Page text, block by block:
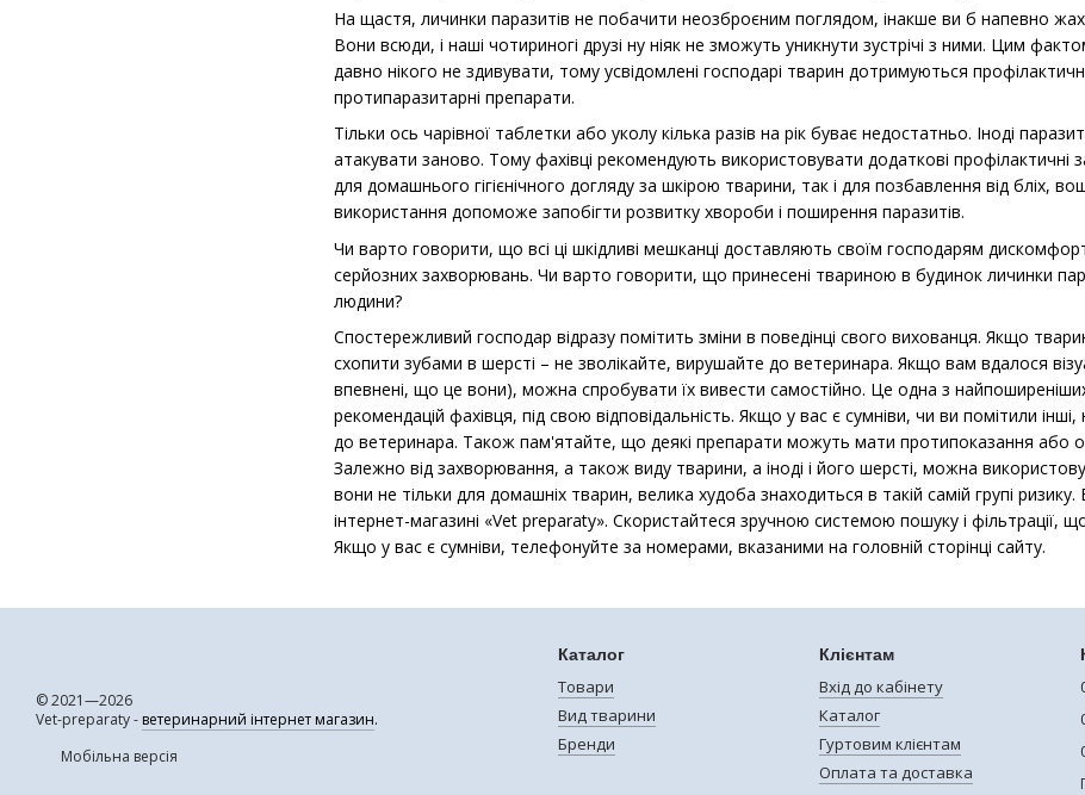
На щастя, личинки паразитів не побачити неозброєним поглядом, інакше ви б напевно
Вони всюди, і наші чотириногі друзі ну ніяк не зможуть уникнути зустрічі з ними. Цим
давно нікого не здивувати, тому усвідомлені господарі тварин дотримуються
протипаразитарні препарати.
Тільки ось чарівної таблетки або уколу кілька разів на рік буває недостатньо. Іноді
атакувати заново. Тому фахівці рекомендують використовувати додаткові профілактичні
для домашнього гігієнічного догляду за шкірою тварини, так і для позбавлення від бліх,
використання допоможе запобігти розвитку хвороби і поширення паразитів.
Чи варто говорити, що всі ці шкідливі мешканці доставляють своїм господарям
серйозних захворювань. Чи варто говорити, що принесені твариною в будинок личинки
людини?
Спостережливий господар відразу помітить зміни в поведінці свого вихованця. Якщо
схопити зубами в шерсті – не зволікайте, вирушайте до ветеринара. Якщо вам вдалося
впевнені, що це вони), можна спробувати їх вивести самостійно. Це одна з
рекомендацій фахівця, під свою відповідальність. Якщо у вас є сумніви, чи ви помітили
до ветеринара. Також пам'ятайте, що деякі препарати можуть мати протипоказання або
Залежно від захворювання, а також виду тварини, а іноді і його шерсті, можна
вони не тільки для домашніх тварин, велика худоба знаходиться в такій самій групі
інтернет-магазині «Vet preparaty». Скористайтеся зручною системою пошуку і фільтрації,
Якщо у вас є сумніви, телефонуйте за номерами, вказаними на головній сторінці сайту.
© 2021—2026
Vet-preparaty - ветеринарний інтернет магазин.
Мобільна версія
Каталог
Товари
Вид тварини
Бренди
Клієнтам
Вхід до кабінету
Каталог
Гуртовим клієнтам
Оплата та доставка